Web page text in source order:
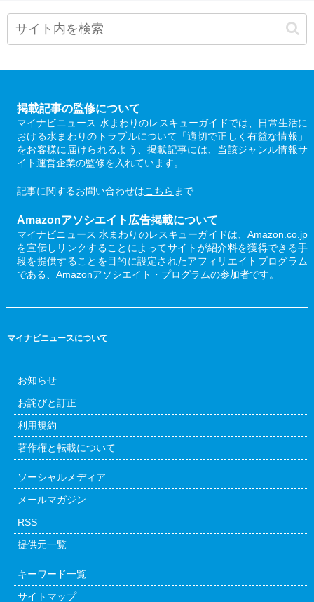
掲載記事の監修について
マイナビニュース 水まわりのレスキューガイドでは、日常生活に
おける水まわりのトラブルについて「適切で正しく有益な情報」
をお客様に届けられるよう、掲載記事には、当該ジャンル情報サ
イト運営企業の監修を入れています。
記事に関するお問い合わせはこちら まで
Amazonアソシエイト広告掲載について
マイナビニュース 水まわりのレスキューガイドは、Amazon.co.jp
を宣伝しリンクすることによってサイトが紹介料を獲得できる手
段を提供することを目的に設定されたアフィリエイトプログラム
である、Amazonアソシエイト・プログラムの参加者です。
マイナビニュースについて
お知らせ
お詫びと訂正
利用規約
著作権と転載について
ソーシャルメディア
メールマガジン
RSS
提供元一覧
キーワード一覧
サイトマップ